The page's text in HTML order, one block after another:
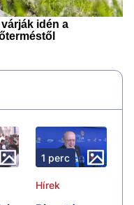
1 perc
Hírek